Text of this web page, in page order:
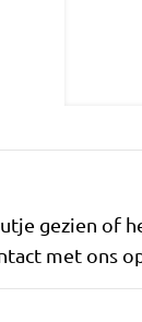
gezien of
met ons